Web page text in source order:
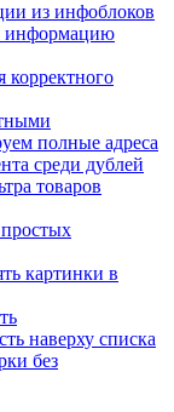
из инфоблоков
информацию
корректного
полные адреса
среди дублей
товаров
картинки в
наверху списка
без